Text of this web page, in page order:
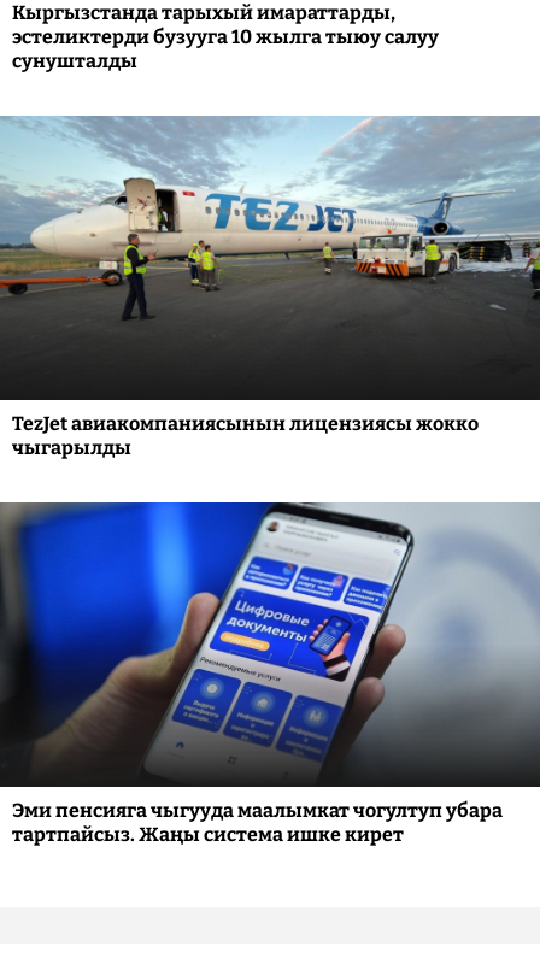
Кыргызстанда тарыхый имараттарды,
эстеликтерди бузууга 10 жылга тыюу салуу
сунушталды
TezJet авиакомпаниясынын лицензиясы жокко
чыгарылды
Эми пенсияга чыгууда маалымкат чогултуп убара
тартпайсыз. Жаңы система ишке кирет